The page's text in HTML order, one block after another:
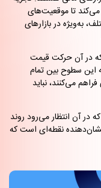
تا موقعیت‌های
به‌ویژه در بازارهای
در آن حرکت قیمت
این سطوح بین تمام
می‌کنند، نباید
آن انتظار می‌رود روند
نقطه‌ای است که